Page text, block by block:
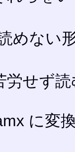
めない
労せず
に変